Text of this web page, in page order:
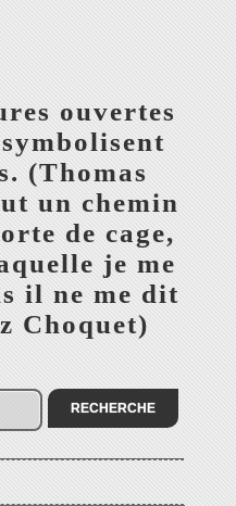
ouvertes
(Thomas
un chemin
de cage,
je me
il ne me dit
Choquet)